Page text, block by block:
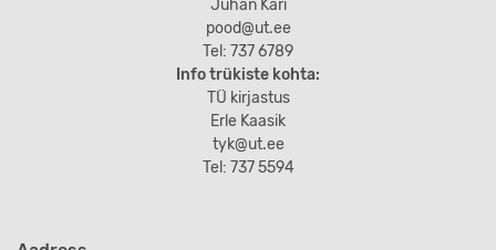
Juhan Kari
pood@ut.ee
Tel: 737 6789
Info trükiste kohta:
TÜ kirjastus
Erle Kaasik
tyk@ut.ee
Tel: 737 5594